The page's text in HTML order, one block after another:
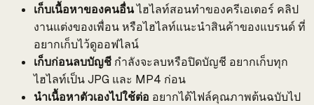
เก็บเนื้อหาของคนอื่นไฮไลท์สอนทำของครีเอเตอร์ คลิป
งานแต่งของเพื่อน หรือไฮไลท์แนะนำสินค้าของแบรนด์ ที่
อยากเก็บไว้ดูออฟไลน์
เก็บก่อนลบบัญชี กำลังจะลบหรือปิดบัญชี อยากเก็บทุก
ไฮไลท์เป็น JPG และ MP4 ก่อน
นำเนื้อหาตัวเองไปใช้ต่อ อยากได้ไฟล์คุณภาพต้นฉบับไป